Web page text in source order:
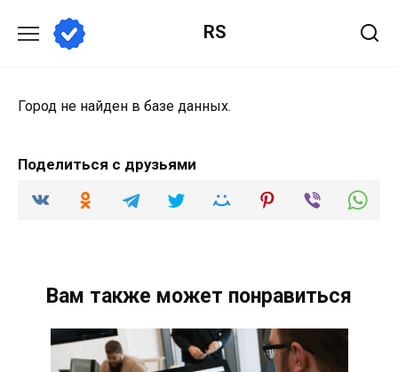
содержанию
RS
Город не найден в базе данных.
Поделиться с друзьями
Вам также может понравиться